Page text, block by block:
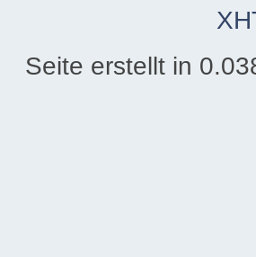
Seite erstellt in